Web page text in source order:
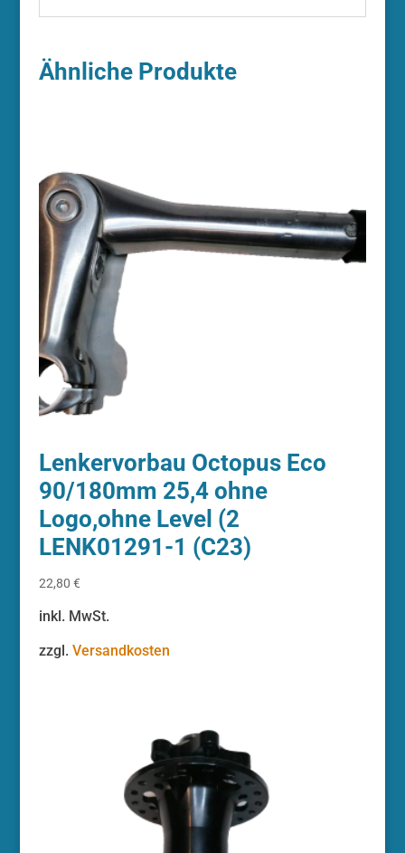
Ähnliche Produkte
Lenkervorbau Octopus Eco
90/180mm 25,4 ohne
Logo,ohne Level (2
LENK01291-1 (C23)
22,80 €
inkl. MwSt.
zzgl. Versandkosten